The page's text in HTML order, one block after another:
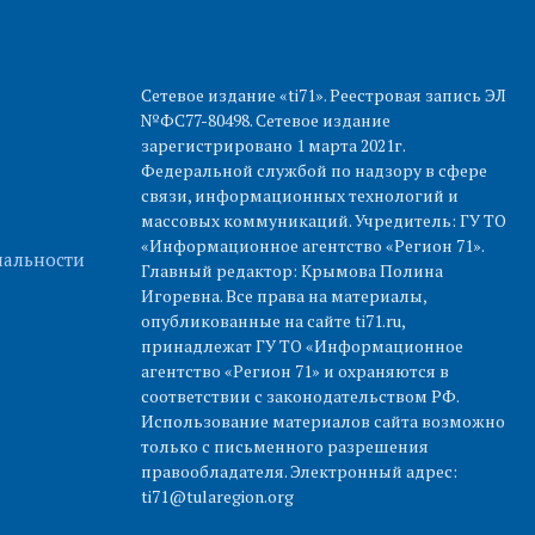
Сетевое издание «ti71». Реестровая запись ЭЛ
№ФС77-80498. Сетевое издание
зарегистрировано 1 марта 2021г.
Федеральной службой по надзору в сфере
связи, информационных технологий и
массовых коммуникаций. Учредитель: ГУ ТО
«Информационное агентство «Регион 71».
Главный редактор: Крымова Полина
Игоревна. Все права на материалы,
опубликованные на сайте ti71.ru,
принадлежат ГУ ТО «Информационное
агентство «Регион 71» и охраняются в
соответствии с законодательством РФ.
Использование материалов сайта возможно
только с письменного разрешения
правообладателя. Электронный адрес:
ti71@tularegion.org